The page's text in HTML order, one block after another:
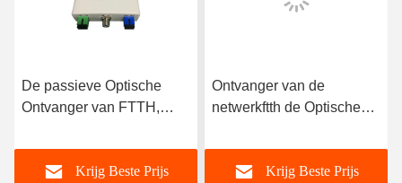
De passieve Optische
Ontvanger van FTTH,
Ontvangersknoop 1
Output
Krijg Beste Prijs
Ontvanger van de
netwerkftth de Optische
1550nm 12V
Krijg Beste Prijs